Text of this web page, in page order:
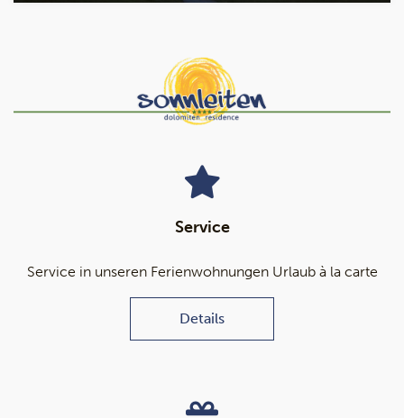
Service
Service in unseren Ferienwohnungen Urlaub à la carte
Details